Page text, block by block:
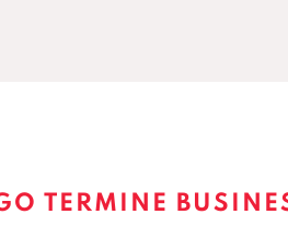
TERMINE